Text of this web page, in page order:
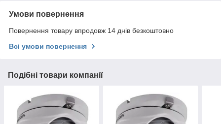
Умови повернення
Повернення товару впродовж 14 днів безкоштовно
Всі умови повернення
Подібні товари компанії